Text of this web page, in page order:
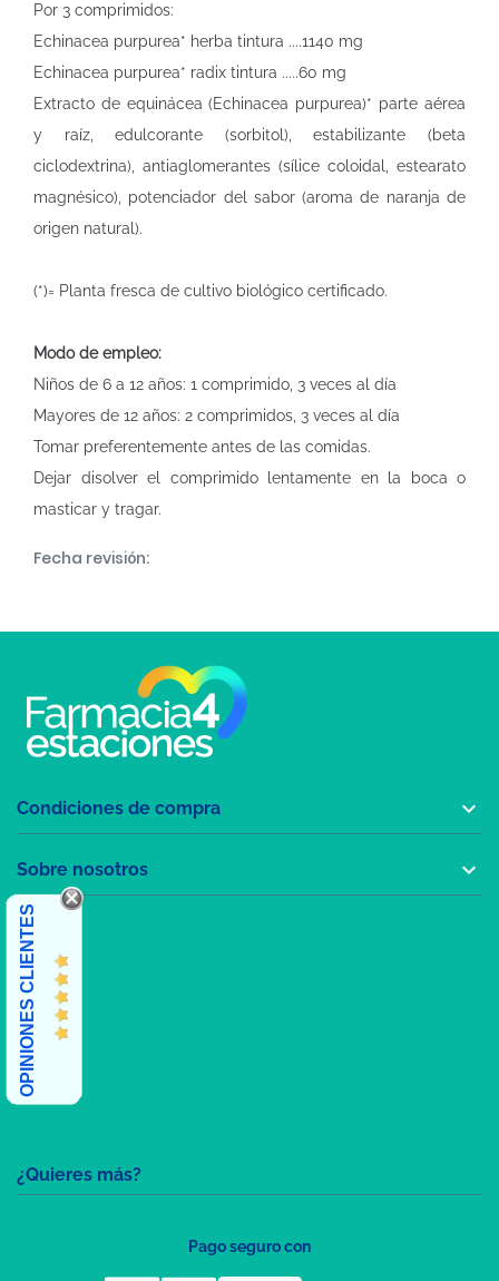
Por 3 comprimidos:
Echinacea purpurea* herba tintura ....1140 mg
Echinacea purpurea* radix tintura .....60 mg
Extracto de equinácea (Echinacea purpurea)* parte aérea
y raíz, edulcorante (sorbitol), estabilizante (beta
ciclodextrina), antiaglomerantes (sílice coloidal, estearato
magnésico), potenciador del sabor (aroma de naranja de
origen natural).
(*)= Planta fresca de cultivo biológico certificado.
Modo de empleo:
Niños de 6 a 12 años: 1 comprimido, 3 veces al día
Mayores de 12 años: 2 comprimidos, 3 veces al día
Tomar preferentemente antes de las comidas.
Dejar disolver el comprimido lentamente en la boca o
masticar y tragar.
Fecha revisión:
¿Quieres más?
Condiciones de compra 
Sobre nosotros 
OPINIONES CLIENTES
Pago seguro con